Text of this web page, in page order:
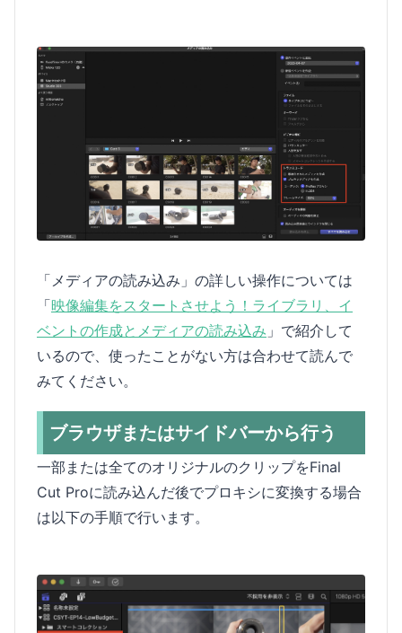
「メディアの読み込み」の詳しい操作については
「映像編集をスタートさせよう！ライブラリ、イ
ベントの作成とメディアの読み込み 」で紹介して
いるので、使ったことがない方は合わせて読んで
みてください。
ブラウザまたはサイドバーから行う
一部または全てのオリジナルのクリップをFinal
Cut Proに読み込んだ後でプロキシに変換する場合
は以下の手順で行います。